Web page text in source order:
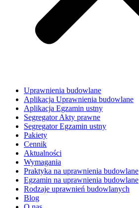
Uprawnienia budowlane
Aplikacja Uprawnienia budowlane
Aplikacja Egzamin ustny
Segregator Akty prawne
Segregator Egzamin ustny
Pakiety
Cennik
Aktualności
Wymagania
Praktyka na uprawnienia budowlane
Egzamin na uprawnienia budowlane
Rodzaje uprawnień budowlanych
Blog